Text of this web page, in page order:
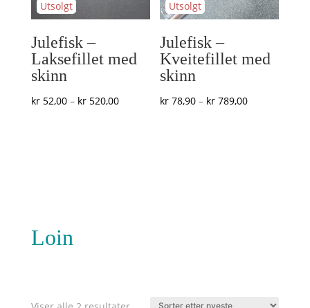
Julefisk –
Laksefillet med
skinn
kr52,00 – kr520,00Prisområde:
Julefisk –
Kveitefillet med
skinn
kr 78,90 – kr 789,00Prisområde:
Loin
Sortert